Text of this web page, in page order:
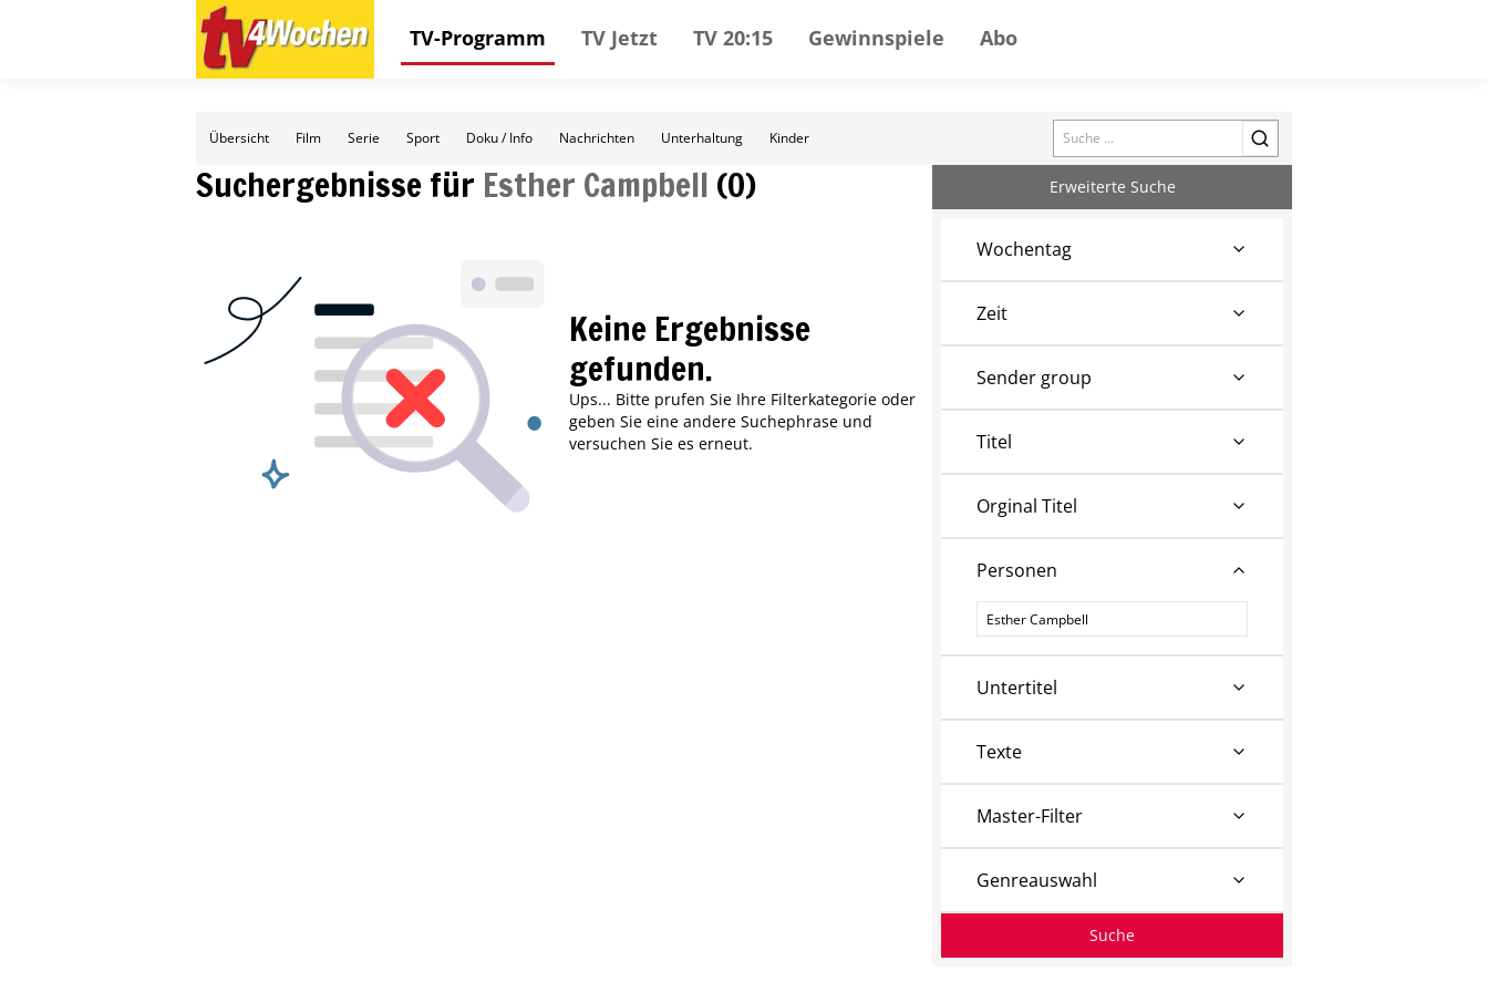
TV-Programm TV Jetzt TV 20:15 Gewinnspiele Abo
Übersicht Film Serie Sport Doku / Info Nachrichten Unterhaltung Kinder Search
Suchergebnisse für Esther Campbell (0)
Keine Ergebnisse
gefunden.
Ups... Bitte prufen Sie Ihre Filterkategorie oder
geben Sie eine andere Suchephrase und
versuchen Sie es erneut.
Erweiterte Suche
Wochentag
Zeit
Sender group
Titel
Orginal Titel
Personen
Personen
Untertitel
Texte
Master-Filter
Genreauswahl
Suche